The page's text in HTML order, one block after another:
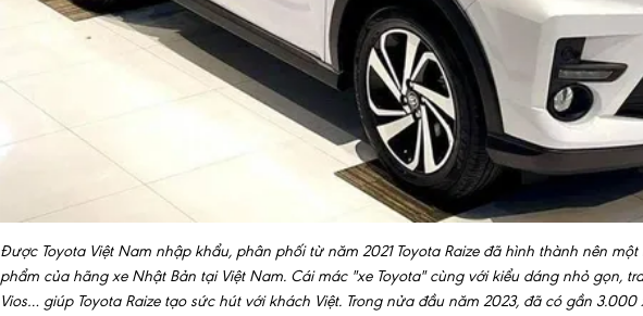
Được Toyota Việt Nam nhập khẩu, phân phối từ năm 2021 Toyota Raize đã hình thành nên
phẩm của hãng xe Nhật Bản tại Việt Nam. Cái mác "xe Toyota" cùng với kiểu dáng nhỏ gọn,
Vios… giúp Toyota Raize tạo sức hút với khách Việt. Trong nửa đầu năm 2023, đã có gần